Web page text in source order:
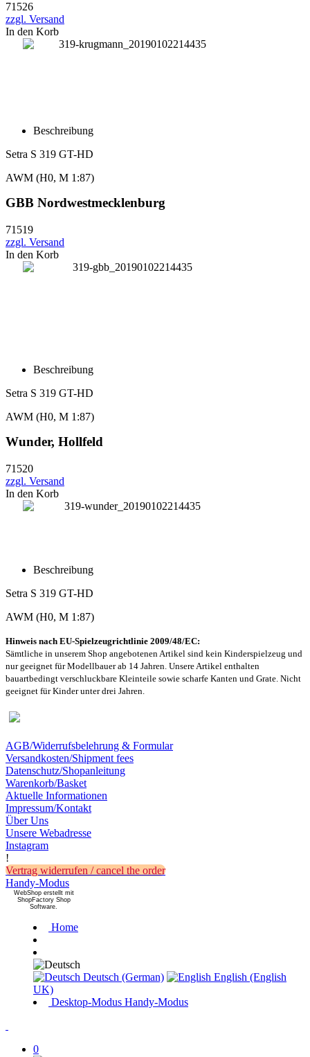
71526
zzgl. Versand
In den Korb
Beschreibung
Setra S 319 GT-HD
AWM (H0, M 1:87)
GBB Nordwestmecklenburg
71519
zzgl. Versand
In den Korb
Beschreibung
Setra S 319 GT-HD
AWM (H0, M 1:87)
Wunder, Hollfeld
71520
zzgl. Versand
In den Korb
Beschreibung
Setra S 319 GT-HD
AWM (H0, M 1:87)
Hinweis nach EU-Spielzeugrichtlinie 2009/48/EC:
Sämtliche in unserem Shop angebotenen Artikel sind kein Kinderspielzeug und
nur geeignet für Modellbauer ab 14 Jahren. Unsere Artikel enthalten
bauartbedingt verschluckbare Kleinteile sowie scharfe Kanten und Grate. Nicht
geeignet für Kinder unter drei Jahren.
AGB/Widerrufsbelehrung & Formular
Versandkosten/Shipment fees
Datenschutz/Shopanleitung
Warenkorb/Basket
Aktuelle Informationen
Impressum/Kontakt
Über Uns
Unsere Webadresse
Instagram
!
Vertrag widerrufen / cancel the order
Handy-Modus
WebShop erstellt mit
ShopFactory Shop
Software.
Home
Deutsch (German)
English (English
UK)
Desktop-Modus Handy-Modus
0